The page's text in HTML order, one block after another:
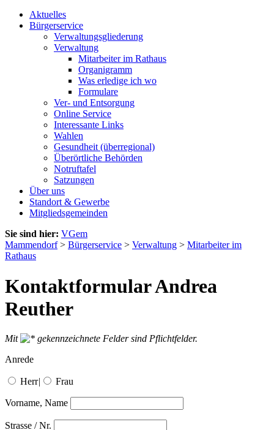
Aktuelles
Bürgerservice
Verwaltungsgliederung
Verwaltung
Mitarbeiter im Rathaus
Organigramm
Was erledige ich wo
Formulare
Ver- und Entsorgung
Online Service
Interessante Links
Wahlen
Gesundheit (überregional)
Überörtliche Behörden
Notruftafel
Satzungen
Über uns
Standort & Gewerbe
Mitgliedsgemeinden
Sie sind hier: VGem
Mammendorf> Bürgerservice > Verwaltung > Mitarbeiter im
Rathaus
Kontaktformular Andrea
Reuther
Mit
gekennzeichnete Felder sind Pflichtfelder.
Anrede
Herr| Frau
Vorname, Name
Strasse / Nr.